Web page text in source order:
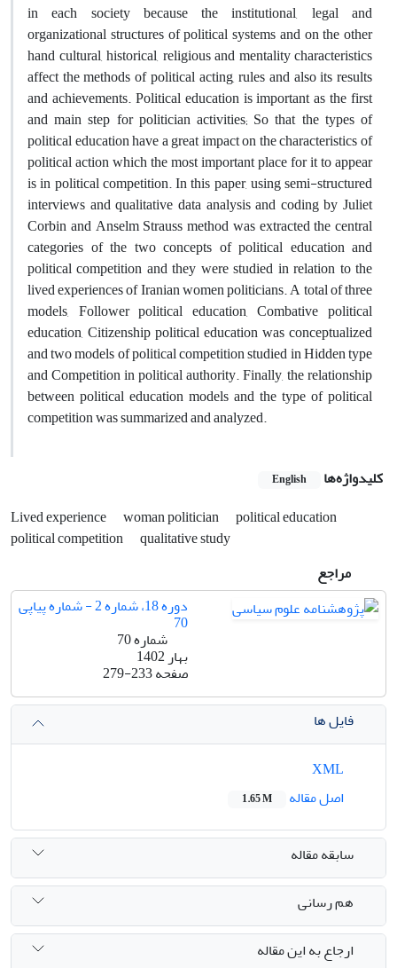
in each society because the institutional, legal and
organizational structures of political systems and on the other
hand cultural, historical, religious and mentality characteristics
affect the methods of political acting, rules and also its results
and achievements. Political education is important as the first
and main step for politician activities; So that the types of
political education have a great impact on the characteristics of
political action which the most important place for it to appear
is in political competition. In this paper, using semi-structured
interviews and qualitative data analysis and coding by Juliet
Corbin and Anselm Strauss method was extracted the central
categories of the two concepts of political education and
political competition and they were studied in relation to the
lived experiences of Iranian women politicians. A total of three
models, Follower political education, Combative political
education, Citizenship political education was conceptualized
and two models of political competition studied in Hidden type
and Competition in political authority. Finally, the relationship
between political education models and the type of political
competition was summarized and analyzed.
کلیدواژه‌ها English
Lived experience woman politician
political education
political competition
qualitative study
مراجع
دوره 18، شماره 2 - شماره پیاپی
70
شماره 70
بهار 1402
صفحه279-233
فایل ها
اصل مقاله
1.65 M
سابقه مقاله
هم رسانی
ارجاع به این مقاله